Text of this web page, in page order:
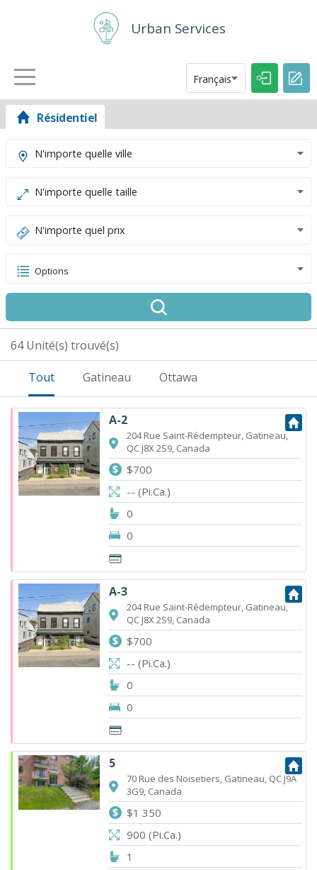
Urban Services
Français
ANNONCES
Résidentiel
N'importe quelle ville
N'importe quelle taille
N'importe quel prix
Options
64 Unité(s) trouvé(s)
Tout Gatineau Ottawa
A-2
204 Rue Saint-Rédempteur, Gatineau,
QC J8X 2S9, Canada
$700
-- (Pi.Ca.)
0
0
A-3
204 Rue Saint-Rédempteur, Gatineau,
QC J8X 2S9, Canada
$700
-- (Pi.Ca.)
0
0
5
70 Rue des Noisetiers, Gatineau, QC J9A
3G9, Canada
$1 350
900 (Pi.Ca.)
1